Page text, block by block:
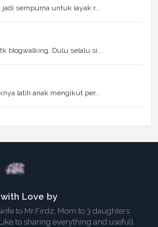
sempurna untuk layak r...
blogwalking. Dulu selalu si...
latih anak mengikut per...
Love by
to Mr.Firdz, Mom to 3 daughters
to sharing everything and usefull